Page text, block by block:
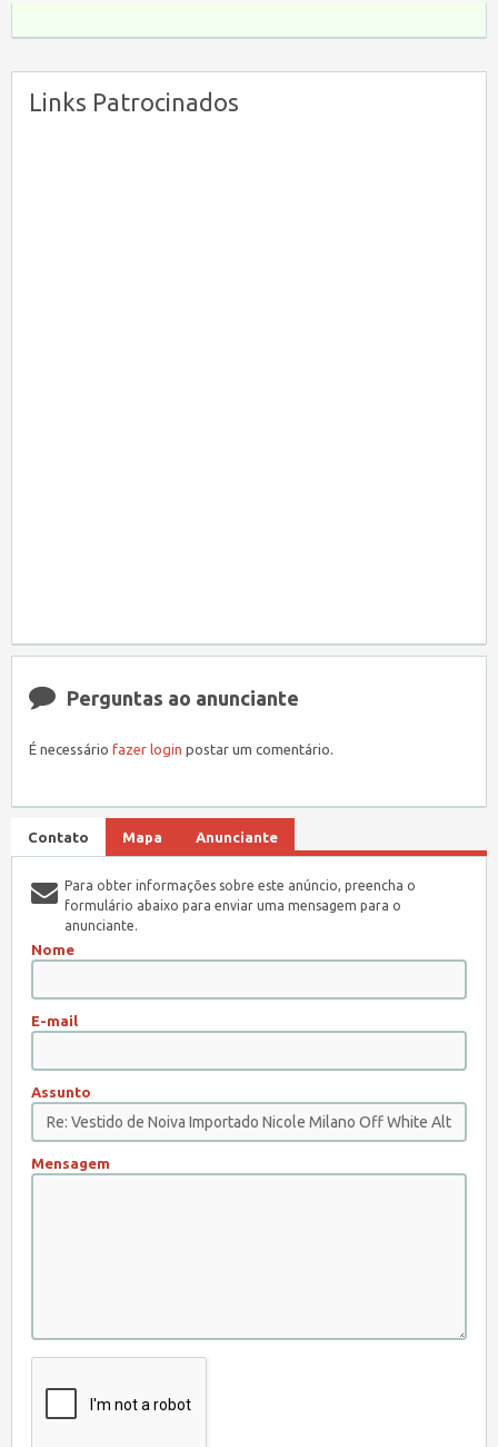
Links Patrocinados
Perguntas ao anunciante
É necessário fazer login postar um comentário.
Contato Mapa Anunciante
Para obter informações sobre este anúncio, preencha o
formulário abaixo para enviar uma mensagem para o
anunciante.
Nome
E-mail
Assunto
Mensagem